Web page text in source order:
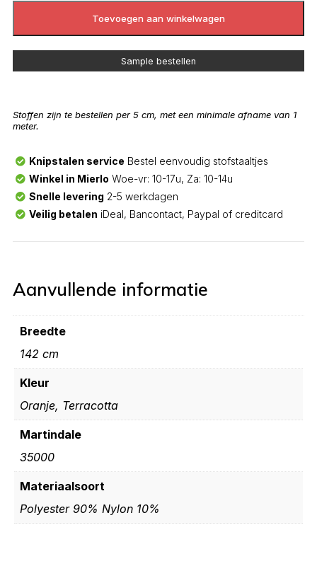
Toevoegen aan winkelwagen
Sample bestellen
Stoffen zijn te bestellen per 5 cm, met een minimale afname van 1
meter.
Knipstalen service Bestel eenvoudig stofstaaltjes
Winkel in Mierlo Woe-vr: 10-17u, Za: 10-14u
Snelle levering 2-5 werkdagen
Veilig betalen iDeal, Bancontact, Paypal of creditcard
Aanvullende informatie
Breedte
142 cm
Kleur
Oranje, Terracotta
Martindale
35000
Materiaalsoort
Polyester 90% Nylon 10%